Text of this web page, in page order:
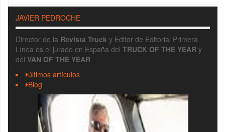
JAVIER PEDROCHE
Director de la Revista Truck y Editor de Editorial Primera
Línea es el jurado en España del TRUCK OF THE YEAR y
del VAN OF THE YEAR
últimos artículos
Blog